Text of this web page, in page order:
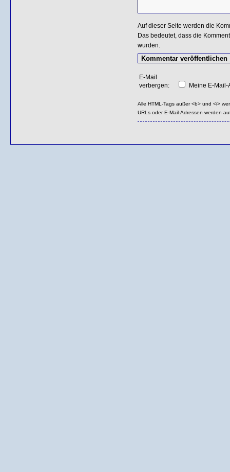
Auf dieser Seite werden die
Das bedeutet, dass die
wurden.
E-Mail
verbergen:
Meine E-
Alle HTML-Tags außer <b> und <i>
URLs oder E-Mail-Adressen werden